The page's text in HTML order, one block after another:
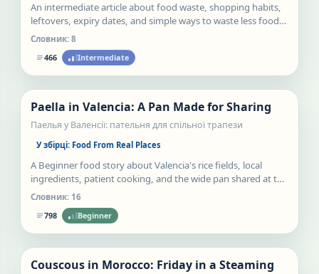
An intermediate article about food waste, shopping habits,
leftovers, expiry dates, and simple ways to waste less food
at home.
Словник: 8
466
Intermediate
Статті
Нове
Paella in Valencia: A Pan Made for Sharing
Паелья у Валенсії: пательня для спільної трапези
У збірці: Food From Real Places
A Beginner food story about Valencia's rice fields, local
ingredients, patient cooking, and the wide pan shared at the
table.
Словник: 16
798
Beginner
Статті
Нове
Couscous in Morocco: Friday in a Steaming